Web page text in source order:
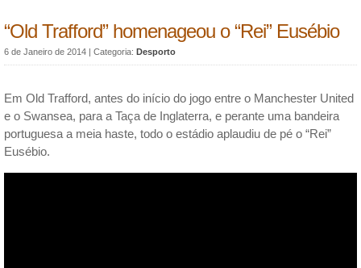
“Old Trafford” homenageou o “Rei” Eusébio
6 de Janeiro de 2014 | Categoria: Desporto
Em Old Trafford, antes do início do jogo entre o Manchester United
e o Swansea, para a Taça de Inglaterra, e perante uma bandeira
portuguesa a meia haste, todo o estádio aplaudiu de pé o “Rei”
Eusébio.